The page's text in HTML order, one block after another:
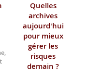
Quelles
archives
aujourd'hui
pour mieux
gérer les
risques
demain ?